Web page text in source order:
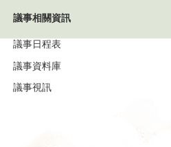
議事相關資訊
議事日程表
議事資料庫
議事視訊